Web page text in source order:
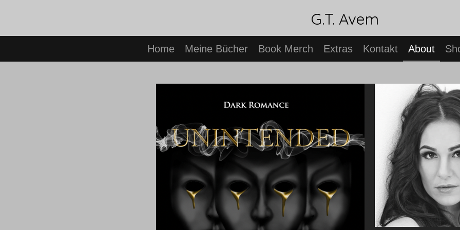
G.T. Avem
Home Meine Bücher Book Merch Extras Kontakt About